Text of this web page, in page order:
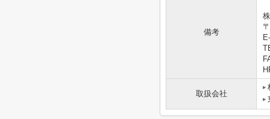
備考
取扱会社